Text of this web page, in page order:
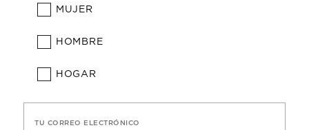
MUJER
HOMBRE
HOGAR
TU CORREO ELECTRÓNICO